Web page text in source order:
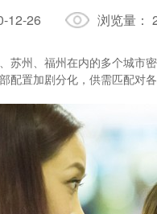
12-26 浏览量：
苏州、福州在内的多个城市
配置加剧分化，供需匹配对